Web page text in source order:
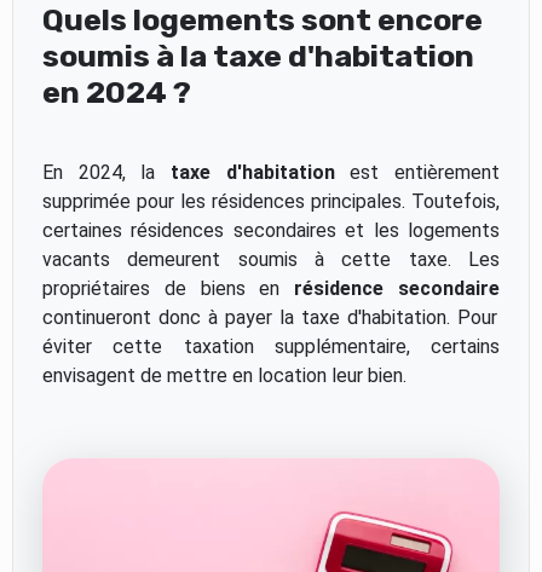
Quels logements sont encore
soumis à la taxe d'habitation
en 2024 ?
En 2024, la taxe d'habitationest entièrement
supprimée pour les résidences principales. Toutefois,
certaines résidences secondaires et les logements
vacants demeurent soumis à cette taxe. Les
propriétaires de biens en résidence secondaire
continueront donc à payer la taxe d'habitation. Pour
éviter cette taxation supplémentaire, certains
envisagent de mettre en location leur bien.